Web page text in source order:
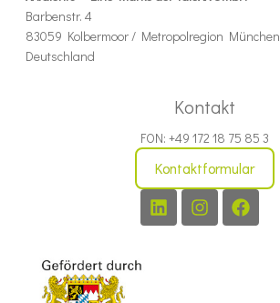
Barbenstr. 4
83059 Kolbermoor / Metropolregion München
Deutschland
Kontakt
FON: +49 172 18 75 85 3
Kontaktformular